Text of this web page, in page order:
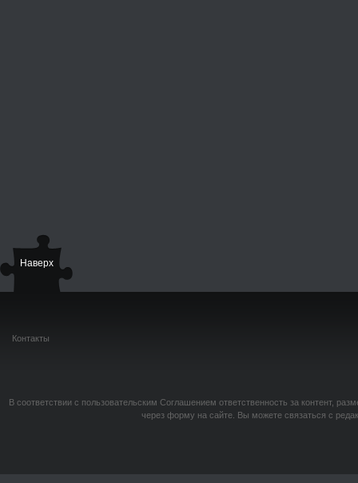
Наверх
Контакты
В соответствии с пользовательским Соглашением ответственность за контент,
через форму на сайте. Вы можете связаться с